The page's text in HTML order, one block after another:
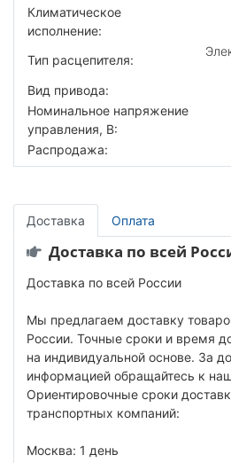
Климатическое
исполнение:
Тип расцепителя:
Вид привода:
Номинальное напряжение
управления, В:
Распродажа:
Доставка Оплата
Доставка по всей
Доставка по всей России
Мы предлагаем доставку
России. Точные сроки и время
на индивидуальной основе. За
информацией обращайтесь к
Ориентировочные сроки
транспортных компаний:
Москва: 1 день